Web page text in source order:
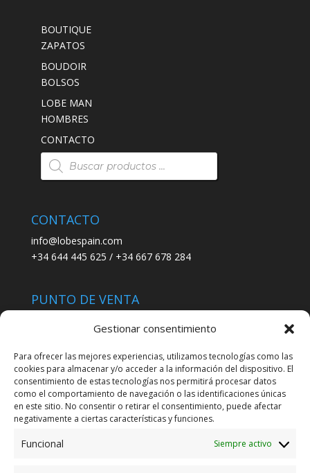
Gestionar consentimiento
Para ofrecer las mejores experiencias, utilizamos tecnologías como las
cookies para almacenar y/o acceder a la información del dispositivo. El
consentimiento de estas tecnologías nos permitirá procesar datos
como el comportamiento de navegación o las identificaciones únicas
en este sitio. No consentir o retirar el consentimiento, puede afectar
negativamente a ciertas características y funciones.
Funcional Siempre activo
BOUTIQUE
ZAPATOS
BOUDOIR
BOLSOS
LOBE MAN
HOMBRES
CONTACTO
Búsqueda
de
productos
CONTACTO
info@lobespain.com
+34 644 445 625 / +34 667 678 284
PUNTO DE VENTA
C/ San José 6, 11004 Cádiz
LEGAL
POLÍTICA DE ENVÍO
TERMINOS Y CONDICIONES